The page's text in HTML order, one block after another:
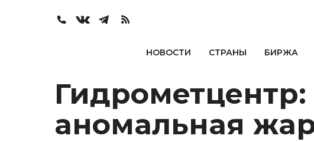
НОВОСТИ СТРАНЫ БИРЖА
аномальная